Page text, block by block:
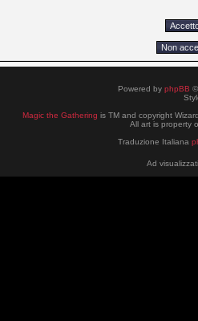
Powered by phpBB
Magic the Gathering is TM and copyright
All art is property
Traduzione Italiana
Ad